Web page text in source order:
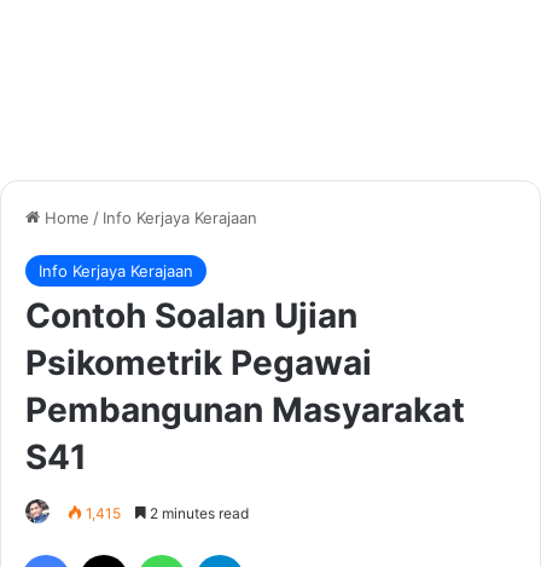
Home / Info Kerjaya Kerajaan
Info Kerjaya Kerajaan
Contoh Soalan Ujian
Psikometrik Pegawai
Pembangunan Masyarakat
S41
1,415 2 minutes read
Facebook WhatsApp